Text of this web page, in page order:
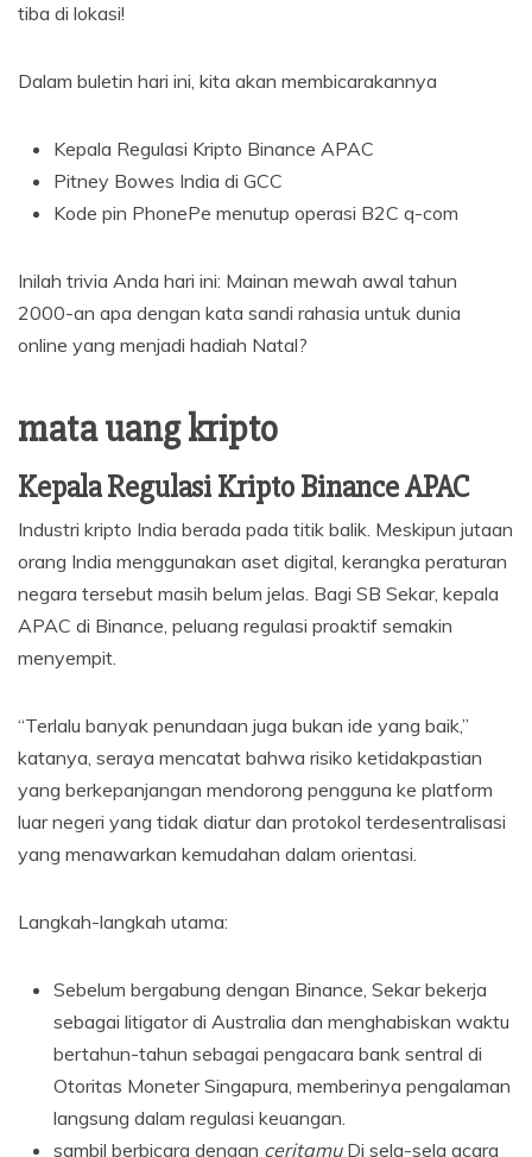
tiba di lokasi!
Dalam buletin hari ini, kita akan membicarakannya
Kepala Regulasi Kripto Binance APAC
Pitney Bowes India di GCC
Kode pin PhonePe menutup operasi B2C q-com
Inilah trivia Anda hari ini: Mainan mewah awal tahun
2000-an apa dengan kata sandi rahasia untuk dunia
online yang menjadi hadiah Natal?
mata uang kripto
Kepala Regulasi Kripto Binance APAC
Industri kripto India berada pada titik balik. Meskipun jutaan
orang India menggunakan aset digital, kerangka peraturan
negara tersebut masih belum jelas. Bagi SB Sekar, kepala
APAC di Binance, peluang regulasi proaktif semakin
menyempit.
“Terlalu banyak penundaan juga bukan ide yang baik,”
katanya, seraya mencatat bahwa risiko ketidakpastian
yang berkepanjangan mendorong pengguna ke platform
luar negeri yang tidak diatur dan protokol terdesentralisasi
yang menawarkan kemudahan dalam orientasi.
Langkah-langkah utama:
Sebelum bergabung dengan Binance, Sekar bekerja
sebagai litigator di Australia dan menghabiskan waktu
bertahun-tahun sebagai pengacara bank sentral di
Otoritas Moneter Singapura, memberinya pengalaman
langsung dalam regulasi keuangan.
sambil berbicara dengan ceritamuDi sela-sela acara